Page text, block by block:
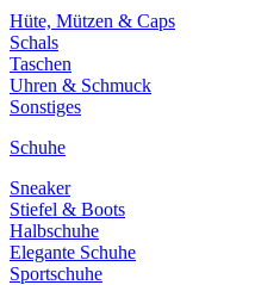
Hüte, Mützen & Caps
Schals
Taschen
Uhren & Schmuck
Sonstiges
Schuhe
Sneaker
Stiefel & Boots
Halbschuhe
Elegante Schuhe
Sportschuhe